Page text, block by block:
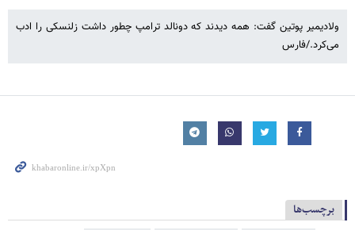
ولادیمیر پوتین گفت: همه دیدند که دونالد ترامپ چطور داشت زلنسکی را ادب
می‌کرد./فارس
برچسب‌ها